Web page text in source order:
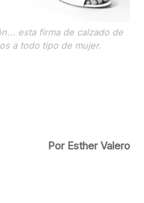
esta firma de calzado de
a todo tipo de mujer.
Por Esther Valero